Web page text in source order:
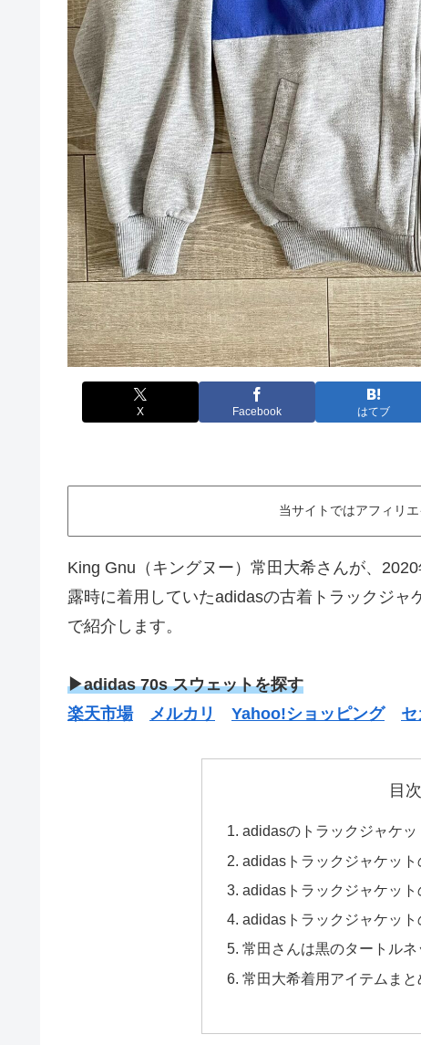
X Facebook はてブ
当サイトではアフィリ
King Gnu（キングヌー）常田大希さんが、
露時に着用していたadidasの古着トラックジ
で紹介します。
▶adidas 70s スウェットを探す
楽天市場
メルカリ Yahoo!ショッピング セ
目次
adidasのトラックジャケ
adidasトラックジャケッ
adidasトラックジャケット
adidasトラックジャケット
常田さんは黒のタートル
常田大希着用アイテムまと